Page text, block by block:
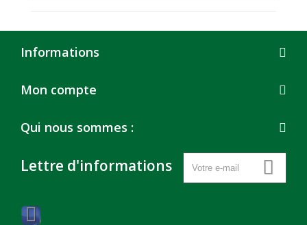
Informations
Mon compte
Qui nous sommes :
Lettre d'informations